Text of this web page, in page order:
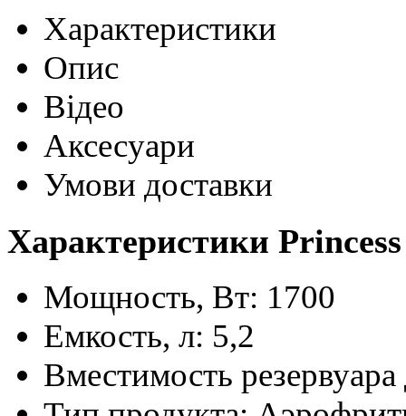
Характеристики
Опис
Відео
Аксесуари
Умови доставки
Характеристики
Мощность, Вт: 1700
Емкость, л: 5,2
Вместимость